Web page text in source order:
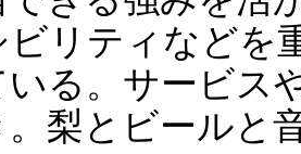
ビリティなどを
いる。サービス
。梨とビールと